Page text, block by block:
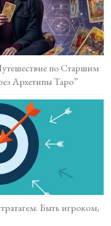
по Старшим
Архетипы Таро”
Быть игроком,